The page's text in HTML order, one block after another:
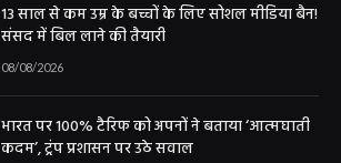
13 साल से कम उम्र के बच्चों के लिए सोशल मीडिया बैन!
संसद में बिल लाने की तैयारी
08/08/2026
भारत पर 100% टैरिफ को अपनों ने बताया ‘आत्मघाती
कदम’, ट्रंप प्रशासन पर उठे सवाल